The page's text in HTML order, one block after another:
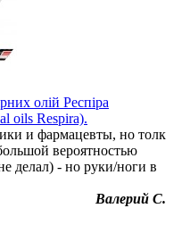
олій Респіра
oils Respira).
и фармацевты, но толк
вероятностью
делал) - но руки/ноги в
Валерий С.